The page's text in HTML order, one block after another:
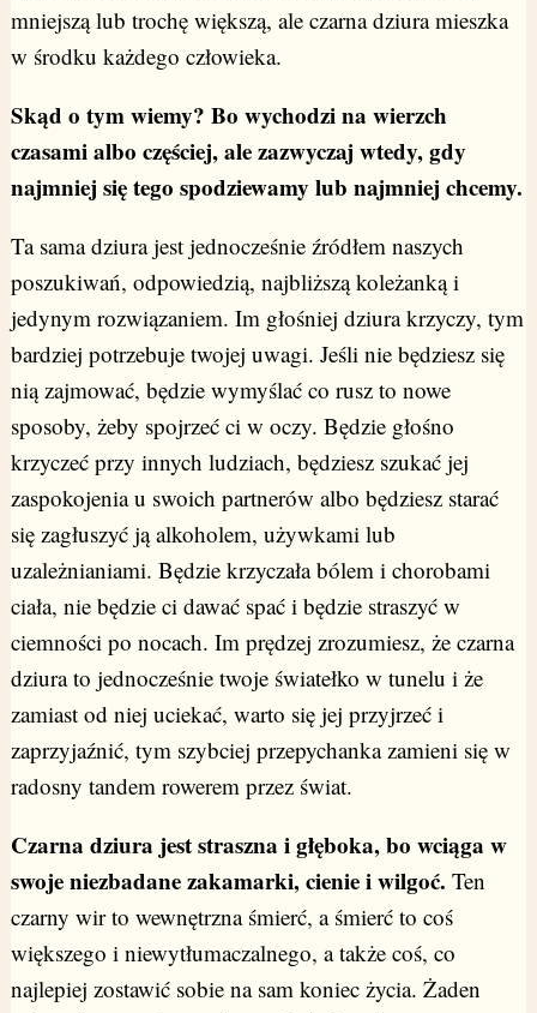
mniejszą lub trochę większą, ale czarna dziura mieszka
w środku każdego człowieka.
Skąd o tym wiemy? Bo wychodzi na wierzch
czasami albo częściej, ale zazwyczaj wtedy, gdy
najmniej się tego spodziewamy lub najmniej chcemy.
Ta sama dziura jest jednocześnie źródłem naszych
poszukiwań, odpowiedzią, najbliższą koleżanką i
jedynym rozwiązaniem. Im głośniej dziura krzyczy, tym
bardziej potrzebuje twojej uwagi. Jeśli nie będziesz się
nią zajmować, będzie wymyślać co rusz to nowe
sposoby, żeby spojrzeć ci w oczy. Będzie głośno
krzyczeć przy innych ludziach, będziesz szukać jej
zaspokojenia u swoich partnerów albo będziesz starać
się zagłuszyć ją alkoholem, używkami lub
uzależnianiami. Będzie krzyczała bólem i chorobami
ciała, nie będzie ci dawać spać i będzie straszyć w
ciemności po nocach. Im prędzej zrozumiesz, że czarna
dziura to jednocześnie twoje światełko w tunelu i że
zamiast od niej uciekać, warto się jej przyjrzeć i
zaprzyjaźnić, tym szybciej przepychanka zamieni się w
radosny tandem rowerem przez świat.
Czarna dziura jest straszna i głęboka, bo wciąga w
swoje niezbadane zakamarki, cienie i wilgoć. Ten
czarny wir to wewnętrzna śmierć, a śmierć to coś
większego i niewytłumaczalnego, a także coś, co
najlepiej zostawić sobie na sam koniec życia. Żaden